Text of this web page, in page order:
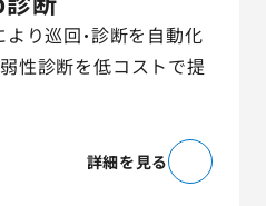
り巡回・診断を自動化
性診断を低コストで提
詳細を見る